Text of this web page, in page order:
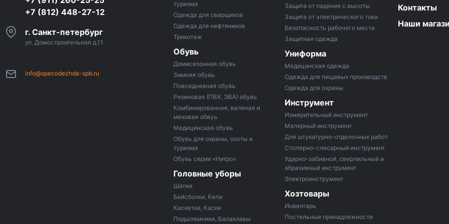
+7 (812) 448-27-12
г. Санкт-петербург
ул. Домостроительная д.11
info@specodezhda-spb.ru
туризма
Одежда для сварщиков
Одежда для нефтяников
Трикотаж
Обувь
Демисезонная обувь
Зимняя обувь
Повседневная обувь
Резиновая (ПВХ, ЭВА) обувь
Комбинированная, валяная и
меховая обвуь
Медицинская обувь
Обувь для охраны, охоты и
туризма
Обувь серии «Нитро»
Головные уборы
Шапки
Бейсболки, Кепи
Каскетки, Каски
Подшлемники, Балаклавы
Защита от падения с высоты
Защита от электрического тока
Безопасность рабочего места
Защитная одежда
Униформа
Медицинская одежда
Одежда для пищевых производств
Одежда для охраны
Инструмент
Измерительный инструмент
Малярный инструмент
Для штукатурно-отделочных работ
Столярно-слесарный инструмент
Ударно-забивной, сверлильный и
абразивный инструмент
Электроинструмент
Хозтовары
Инвентарь
Постельные принадлежности
Контакты
Наши